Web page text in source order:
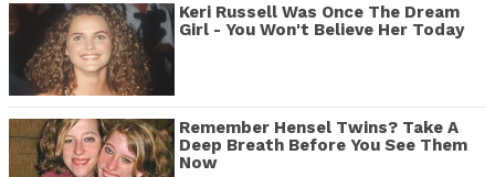
Keri Russell Was Once The Dream
Girl - You Won't Believe Her Today
Remember Hensel Twins? Take A
Deep Breath Before You See Them
Now